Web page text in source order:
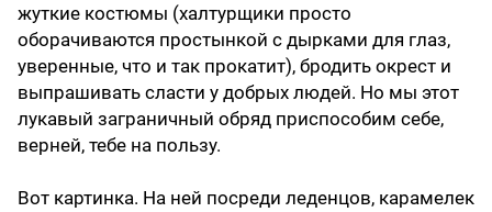
жуткие костюмы (халтурщики просто
оборачиваются простынкой с дырками для глаз,
уверенные, что и так прокатит), бродить окрест и
выпрашивать сласти у добрых людей. Но мы этот
лукавый заграничный обряд приспособим себе,
верней, тебе на пользу.
Вот картинка. На ней посреди леденцов, карамелек